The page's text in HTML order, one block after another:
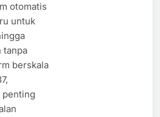
otomatis
untuk
tanpa
berskala
penting